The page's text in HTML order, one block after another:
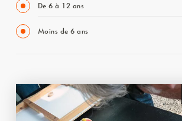
De 6 à 12 ans
Moins de 6 ans